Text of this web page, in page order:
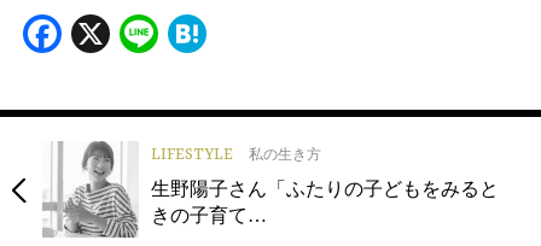
Facebook
X Line
LIFESTYLE 私の生き方
生野陽子さん「ふたりの子どもをみると
きの子育て…